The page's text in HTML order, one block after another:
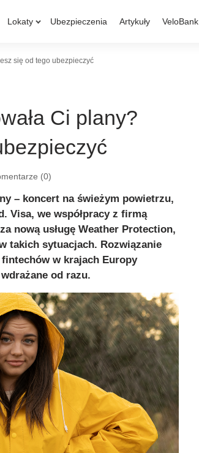
Lokaty Ubezpieczenia Artykuły VeloBank
się od tego ubezpieczyć
Ci plany?
(0)
– koncert na świeżym powietrzu,
Visa, we współpracy z firmą
nową usługę Weather Protection,
takich sytuacjach. Rozwiązanie
w krajach Europy
od razu.